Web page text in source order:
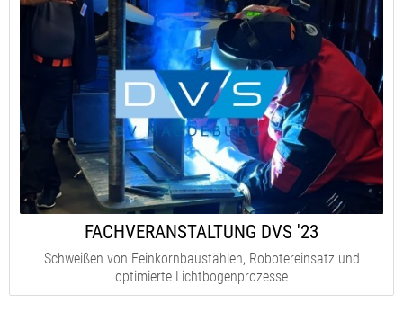
FACHVERANSTALTUNG DVS '23
Schweißen von Feinkornbaustählen, Robotereinsatz und
optimierte Lichtbogenprozesse